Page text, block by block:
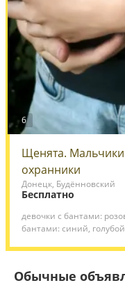
6
Щенята.
охранники
Донецк, Будённовский
Бесплатно
девочки с бантами:
бантами: синий,
Обычные